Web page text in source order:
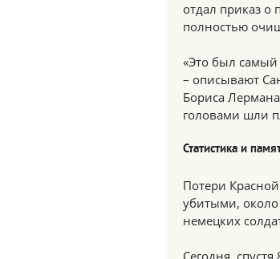
отдал приказ о
полностью
«Это был
– описывают
Бориса
головами шли
Статистика и
Потери
убитыми,
немецких
Сегодня,